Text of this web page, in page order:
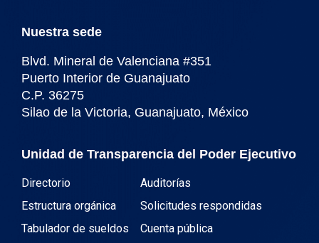
Nuestra sede
Blvd. Mineral de Valenciana #351
Puerto Interior de Guanajuato
C.P. 36275
Silao de la Victoria, Guanajuato, México
Unidad de Transparencia del Poder Ejecutivo
Directorio
Estructura orgánica
Tabulador de sueldos
Auditorías
Solicitudes respondidas
Cuenta pública